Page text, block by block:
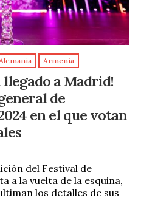
Armenia
llegado a Madrid!
de
en el que votan
del Festival de
a la vuelta de la esquina,
los detalles de sus